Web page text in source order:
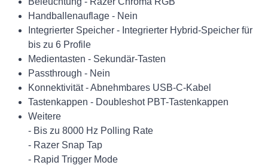
Handballenauflage - Nein
Integrierter Speicher - Integrierter Hybrid-Speicher für
bis zu 6 Profile
Medientasten - Sekundär-Tasten
Passthrough - Nein
Konnektivität - Abnehmbares USB-C-Kabel
Tastenkappen - Doubleshot PBT-Tastenkappen
Weitere
- Bis zu 8000 Hz Polling Rate
- Razer Snap Tap
- Rapid Trigger Mode